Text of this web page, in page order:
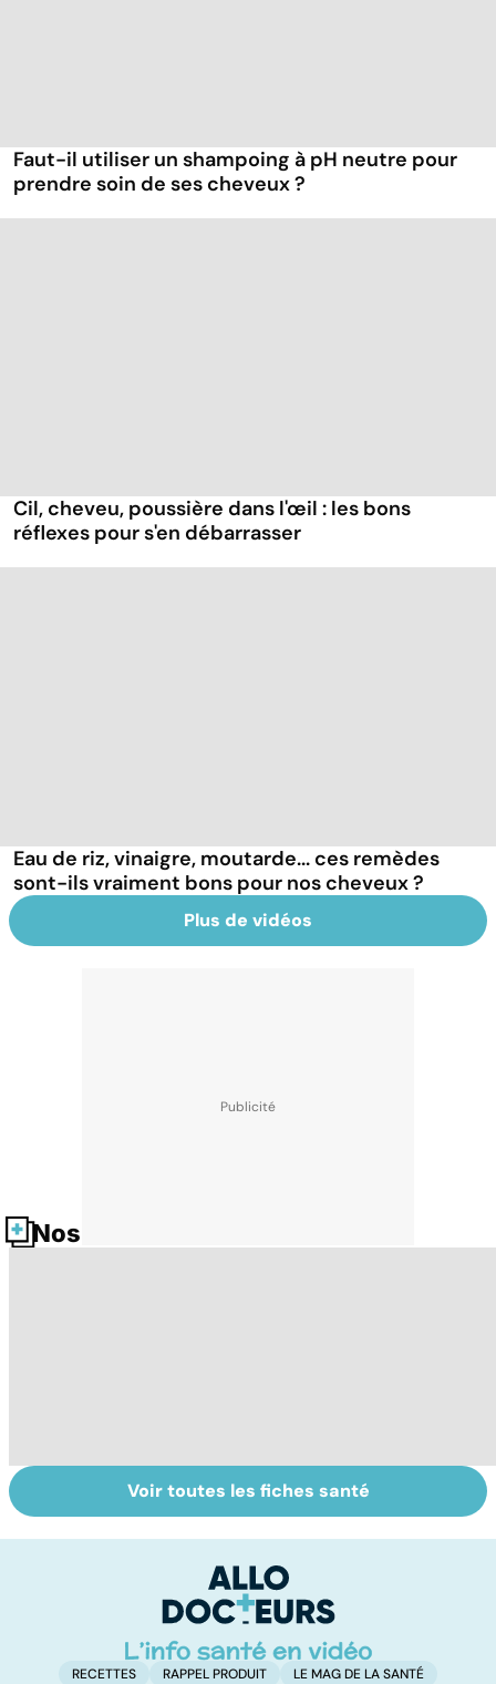
Faut-il utiliser un shampoing à pH neutre pour
prendre soin de ses cheveux ?
Cil, cheveu, poussière dans l'œil : les bons
réflexes pour s'en débarrasser
Eau de riz, vinaigre, moutarde... ces remèdes
sont-ils vraiment bons pour nos cheveux ?
Plus de vidéos
Nos fiches santé
Quand la maladie
entraîne la chute
Calvitie :
pourquoi nos
lâchent !
Voir toutes les fiches santé
RECETTES RAPPEL PRODUIT LE MAG DE LA SANTÉ